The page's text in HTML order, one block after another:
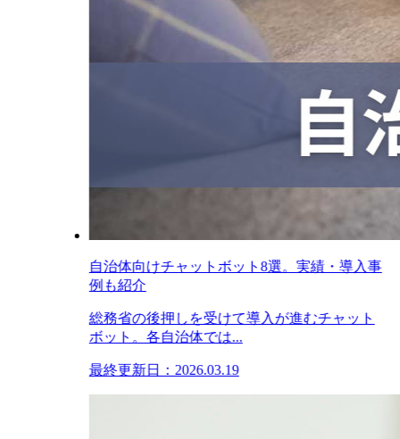
自治体向けチャットボット8選。実績・導入事
例も紹介
総務省の後押しを受けて導入が進むチャット
ボット。各自治体では...
最終更新日：2026.03.19